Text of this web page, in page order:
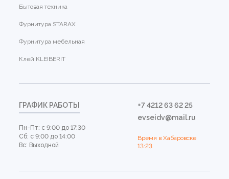
Бытовая техника
Фурнитура STARAX
Фурнитура мебельная
Клей KLEIBERIT
ГРАФИК РАБОТЫ
Пн-Пт: с 9:00 до 17:30
Сб: с 9:00 до 14:00
Вс: Выходной
+7 4212 63 62 25
evseidv@mail.ru
Время в Хабаровске
13:23